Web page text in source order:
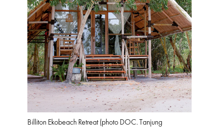
Billiton Ekobeach Retreat (photo DOC. Tanjung